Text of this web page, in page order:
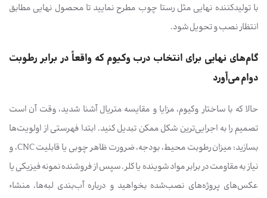
با تولیدکننده نهایی مثل رستا چوب مطرح نمایید تا محصول نهایی مطابق
انتظار نصب و تحویل شود.
گام‌های نهایی برای انتخاب درب وکیوم که واقعاً در برابر رطوبت
دوام می‌آورد
حالا که با ساختار وکیوم، مزایا و مقایسه متریال آشنا شدید، وقت آن است
تصمیم را به اجرایی‌ترین شکل ممکن تبدیل کنید. ابتدا فهرستی از اولویت‌ها
بسازید: میزان رطوبت محیط، بودجه، ضرورت ظاهر چوبی یا قابلیت CNC، و
نیاز به مقاومت در برابر مواد شوینده یا کلر. سپس از فروشنده نمونه فیزیکی یا
عکس‌های پروژه‌های نصب‌شده بخواهید و درباره آب‌بندی لبه‌ها، منشاء